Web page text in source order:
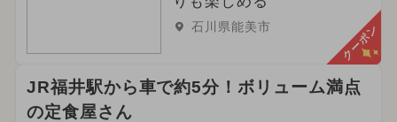
石川県能美市 クーポン
JR福井駅から車で約5分！ボリューム満点
の定食屋さん